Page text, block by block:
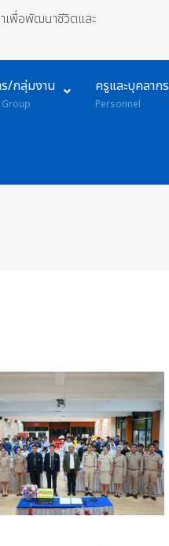
เพื่อพัฒนาชีวิตและ
ร/กลุ่มงาน ครูและบุคลากร
Personnel